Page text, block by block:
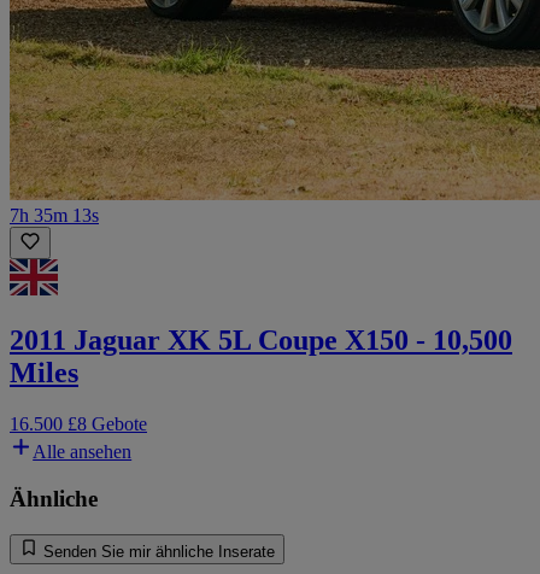
7h 35m 13s
2011 Jaguar XK 5L Coupe X150 - 10,500
Miles
16.500 £8 Gebote
Alle ansehen
Ähnliche
Senden Sie mir ähnliche Inserate